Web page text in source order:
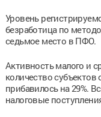
Уровень
безработица по
седьмое место в ПФО.
Активность малого и
количество субъектов
прибавилось на 29%.
налоговые